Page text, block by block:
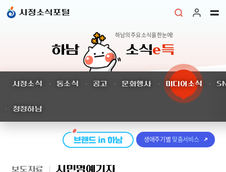
시정소식포털
하남 소식e득
하남의 주요 소식을 한눈에!
시정소식 동소식 공고 문화행사 미디어소식
청정하남
생애주기별 맞춤서비스
보도자료 시민명예기자